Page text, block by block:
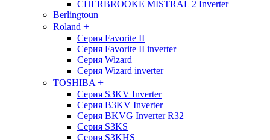
CHERBROOKE MISTRAL 2 Inverter
Berlingtoun
Roland +
Серия Favorite II
Серия Favorite II inverter
Серия Wizard
Серия Wizard inverter
TOSHIBA +
Серия S3KV Inverter
Серия B3KV Inverter
Серия BKVG Inverter R32
Серия S3KS
Серия S3KHS